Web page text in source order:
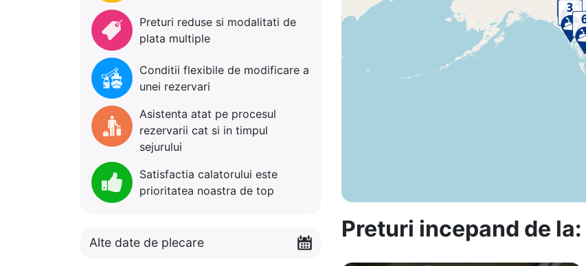
Preturi reduse si modalitati de
plata multiple
Conditii flexibile de modificare a
unei rezervari
Asistenta atat pe procesul
rezervarii cat si in timpul
sejurului
Satisfactia calatorului este
prioritatea noastra de top
Alte date de plecare
Preturi incepand de la: